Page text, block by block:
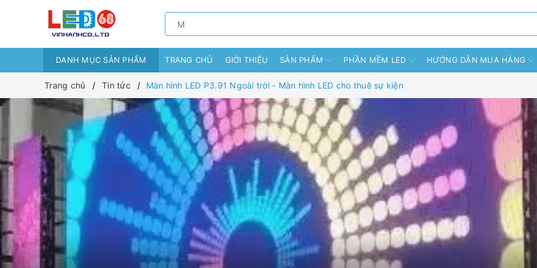
DANH MỤC SẢN PHẨM TRANG CHỦ GIỚI THIỆU SẢN PHẨM PHẦN MỀM LED HƯỚNG DẪN MUA HÀNG
Trang chủ Tin tức Màn hình LED P3.91 Ngoài trời - Màn hình LED cho thuê sự kiện